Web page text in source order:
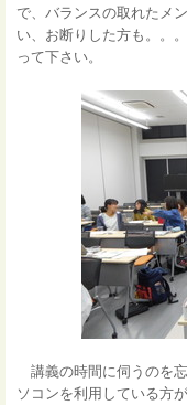
で、バランスの取れたメ
い、お断りした方も。。
って下さい。
講義の時間に伺うのを
ソコンを利用している方